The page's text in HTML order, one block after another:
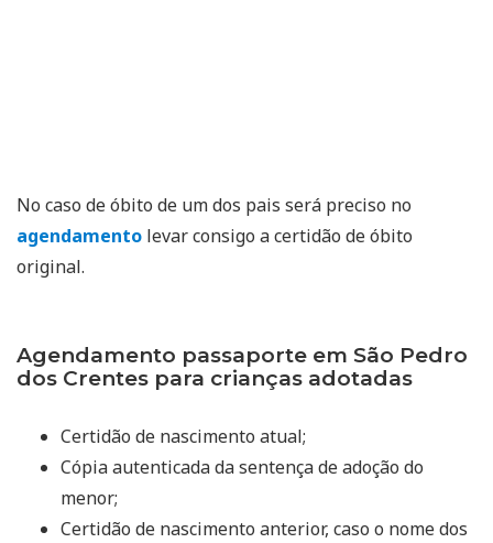
No caso de óbito de um dos pais será preciso no
agendamento levar consigo a certidão de óbito
original.
Agendamento passaporte em São Pedro
dos Crentes para crianças adotadas
Certidão de nascimento atual;
Cópia autenticada da sentença de adoção do
menor;
Certidão de nascimento anterior, caso o nome dos